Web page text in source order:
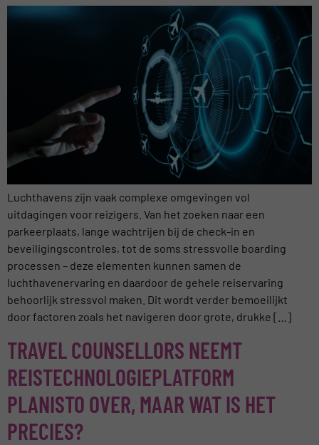
Luchthavens zijn vaak complexe omgevingen vol
uitdagingen voor reizigers. Van het zoeken naar een
parkeerplaats, lange wachtrijen bij de check-in en
beveiligingscontroles, tot de soms stressvolle boarding
processen – deze elementen kunnen samen de
luchthavenervaring en daardoor de gehele reiservaring
behoorlijk stressvol maken. Dit wordt verder bemoeilijkt
door factoren zoals het navigeren door grote, drukke […]
TRAVEL COUNSELLORS NEEMT
REISTECHNOLOGIEPLATFORM
PLANISTO OVER, MAAR WAT IS HET
PRECIES?